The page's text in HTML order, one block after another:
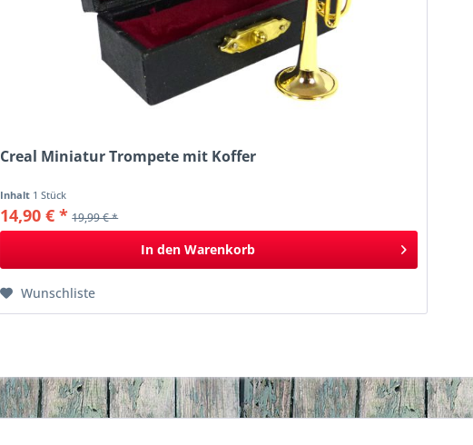
Creal Miniatur Trompete mit Koffer
Inhalt 1 Stück
14,90 € * 19,99 € *
In den Warenkorb
Wunschliste